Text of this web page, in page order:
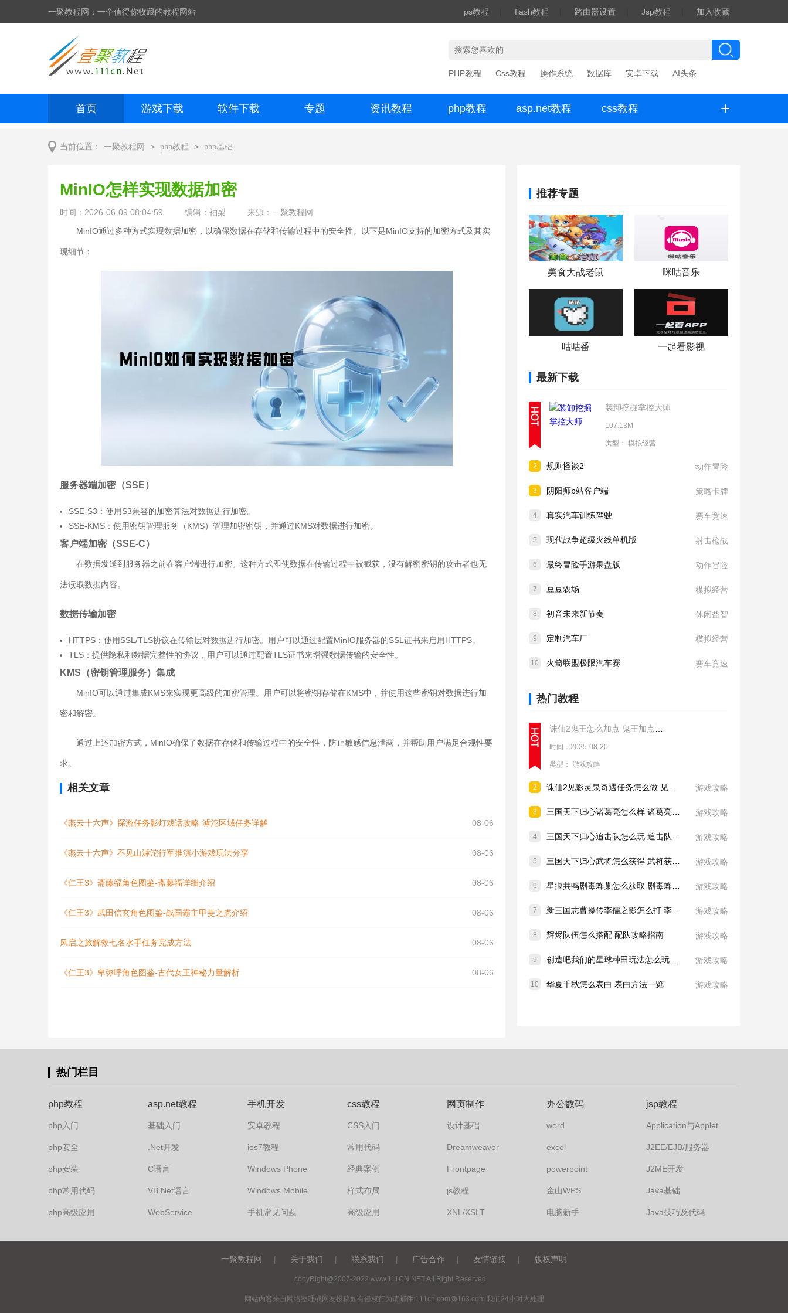
一聚教程网：一个值得你收藏的教程网站 ps教程 flash教程 路由器设置 Jsp教程 加入收藏
PHP教程 Css教程 操作系统 数据库 安卓下载 AI头条
首页 游戏下载 软件下载 专题 资讯教程 php教程 asp.net教程 css教程 +
当前位置： 一聚教程网 > php教程 > php基础
推荐专题
美食大战老鼠 咪咕音乐
咕咕番 一起看影视
最新下载
装卸挖掘掌控大师
107.13M
类型： 模拟经营
2 规则怪谈2 动作冒险
3 阴阳师b站客户端 策略卡牌
4 真实汽车训练驾驶 赛车竞速
5 现代战争超级火线单机版 射击枪战
6 最终冒险手游果盘版 动作冒险
7 豆豆农场 模拟经营
8 初音未来新节奏 休闲益智
9 定制汽车厂 模拟经营
10 火箭联盟极限汽车赛 赛车竞速
热门教程
时间：2025-08-20
类型： 游戏攻略
2 游戏攻略
3 游戏攻略
4 游戏攻略
5 游戏攻略
6 游戏攻略
7 游戏攻略
8 辉烬队伍怎么搭配 配队攻略指南 游戏攻略
9 游戏攻略
10 华夏千秋怎么表白 表白方法一览 游戏攻略
MinIO怎样实现数据加密
时间：2026-06-09 08:04:59 编辑：袖梨
来源：一聚教程网
MinIO通过多种方式实现数据加密，以确保数据在存储和传输过程中的安全性。以下是MinIO支持的加密方式及其实
现细节：
服务器端加密（SSE）
SSE-S3：使用S3兼容的加密算法对数据进行加密。
SSE-KMS：使用密钥管理服务（KMS）管理加密密钥，并通过KMS对数据进行加密。
客户端加密（SSE-C）
在数据发送到服务器之前在客户端进行加密。这种方式即使数据在传输过程中被截获，没有解密密钥的攻击者也无
法读取数据内容。
数据传输加密
HTTPS：使用SSL/TLS协议在传输层对数据进行加密。用户可以通过配置MinIO服务器的SSL证书来启用HTTPS。
TLS：提供隐私和数据完整性的协议，用户可以通过配置TLS证书来增强数据传输的安全性。
KMS（密钥管理服务）集成
MinIO可以通过集成KMS来实现更高级的加密管理。用户可以将密钥存储在KMS中，并使用这些密钥对数据进行加
密和解密。
通过上述加密方式，MinIO确保了数据在存储和传输过程中的安全性，防止敏感信息泄露，并帮助用户满足合规性要
求。
相关文章
《燕云十六声》探游任务影灯戏话攻略-滹沱区域任务详解 08-06
《燕云十六声》不见山滹沱行军推演小游戏玩法分享 08-06
《仁王3》斋藤福角色图鉴-斋藤福详细介绍 08-06
《仁王3》武田信玄角色图鉴-战国霸主甲斐之虎介绍 08-06
风启之旅解救七名水手任务完成方法 08-06
《仁王3》卑弥呼角色图鉴-古代女王神秘力量解析 08-06
热门栏目
php教程
php入门
php安全
php安装
php常用代码
php高级应用
asp.net教程
基础入门
.Net开发
C语言
VB.Net语言
WebService
手机开发
安卓教程
ios7教程
Windows Phone
Windows Mobile
手机常见问题
css教程
CSS入门
常用代码
经典案例
样式布局
高级应用
网页制作
设计基础
Dreamweaver
Frontpage
js教程
XNL/XSLT
办公数码
word
excel
powerpoint
金山WPS
电脑新手
jsp教程
Application与Applet
J2EE/EJB/服务器
J2ME开发
Java基础
Java技巧及代码
一聚教程网 | 关于我们 | 联系我们 | 广告合作 | 友情链接 | 版权声明
copyRight@2007-2022 www.111CN.NET AII Right Reserved
网站内容来自网络整理或网友投稿如有侵权行为请邮件:111cn.com@163.com 我们24小时内处理